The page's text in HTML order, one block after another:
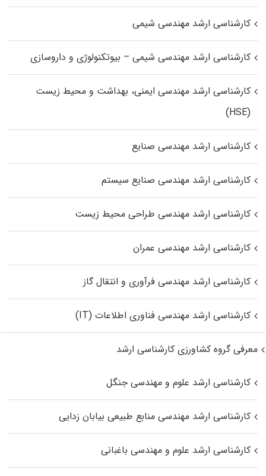
کارشناسی ارشد مهندسی شیمی
کارشناسی ارشد مهندسی شیمی – بیوتکنولوژی و داروسازی
کارشناسی ارشد مهندسی ایمنی، بهداشت و محیط زیست
(HSE)
کارشناسی ارشد مهندسی صنایع
کارشناسی ارشد مهندسی صنایع سیستم
کارشناسی ارشد مهندسی طراحی محیط زیست
کارشناسی ارشد مهندسی عمران
کارشناسی ارشد مهندسی فرآوری و انتقال گاز
کارشناسی ارشد مهندسی فناوری اطلاعات (IT)
معرفی گروه کشاورزی کارشناسی ارشد
کارشناسی ارشد علوم و مهندسی جنگل
کارشناسی ارشد مهندسی منابع طبیعی بیابان زدایی
کارشناسی ارشد علوم و مهندسی باغبانی